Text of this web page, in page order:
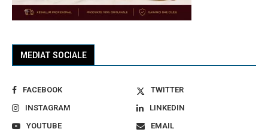
MEDIAT SOCIALE
FACEBOOK
TWITTER
INSTAGRAM
LINKEDIN
YOUTUBE
EMAIL